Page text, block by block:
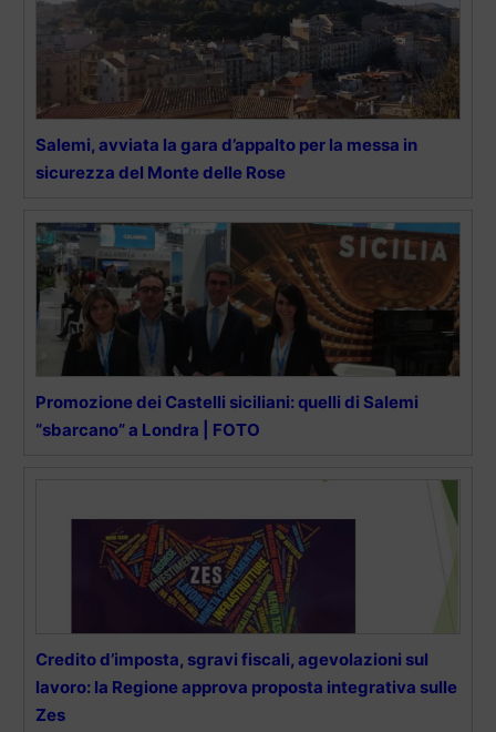
Salemi, avviata la gara d’appalto per la messa in
sicurezza del Monte delle Rose
Promozione dei Castelli siciliani: quelli di Salemi
“sbarcano” a Londra | FOTO
Credito d’imposta, sgravi fiscali, agevolazioni sul
lavoro: la Regione approva proposta integrativa sulle
Zes